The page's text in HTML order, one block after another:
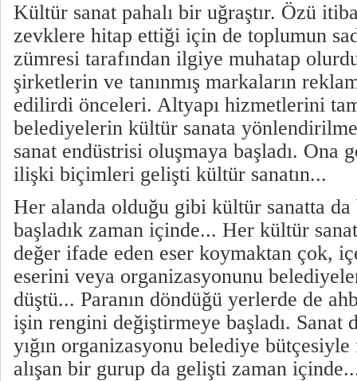
Kültür sanat pahalı bir uğraştır. Özü
zevklere hitap ettiği için de toplumun
zümresi tarafından ilgiye muhatap
şirketlerin ve tanınmış markaların
edilirdi önceleri. Altyapı hizmetlerini
belediyelerin kültür sanata
sanat endüstrisi oluşmaya başladı. Ona
ilişki biçimleri gelişti kültür sanatın...
Her alanda olduğu gibi kültür sanatta
başladık zaman içinde... Her kültür
değer ifade eden eser koymaktan çok,
eserini veya organizasyonunu
düştü... Paranın döndüğü yerlerde de
işin rengini değiştirmeye başladı. Sanat
yığın organizasyonu belediye
alışan bir gurup da gelişti zaman